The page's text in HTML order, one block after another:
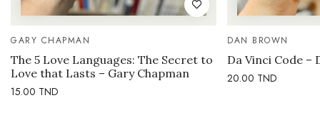
GARY CHAPMAN
The 5 Love Languages: The Secret to
Love that Lasts – Gary Chapman
15.00 TND
DAN BROWN
Da Vinci Code –
20.00 TND